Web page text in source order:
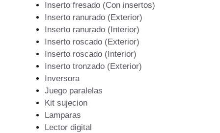
Inserto fresado (Con insertos)
Inserto ranurado (Exterior)
Inserto ranurado (Interior)
Inserto roscado (Exterior)
Inserto roscado (Interior)
Inserto tronzado (Exterior)
Inversora
Juego paralelas
Kit sujecion
Lamparas
Lector digital